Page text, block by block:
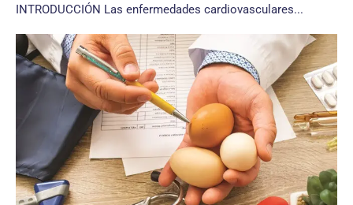
INTRODUCCIÓN Las enfermedades cardiovasculares...